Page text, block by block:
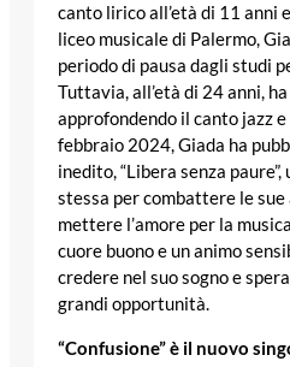
canto lirico all’età di 11 anni
liceo musicale di Palermo,
periodo di pausa dagli studi
Tuttavia, all’età di 24 anni,
approfondendo il canto jazz
febbraio 2024, Giada ha
inedito, “Libera senza
stessa per combattere le sue
mettere l’amore per la
cuore buono e un animo
credere nel suo sogno e
grandi opportunità.
“Confusione” è il nuovo